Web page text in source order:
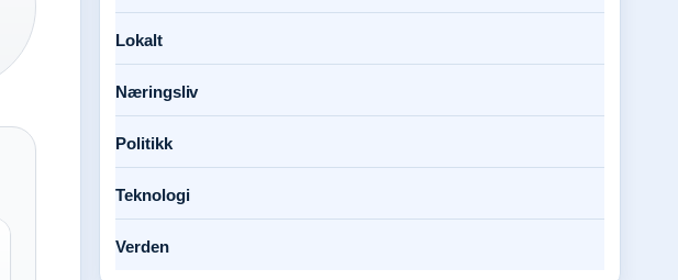
Lokalt
Næringsliv
Politikk
Teknologi
Verden